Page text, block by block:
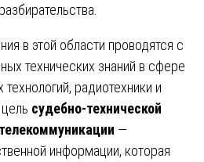
в этой области проводятся с
технических знаний в сфере
радиотехники и
судебно-технической
—
информации, которая